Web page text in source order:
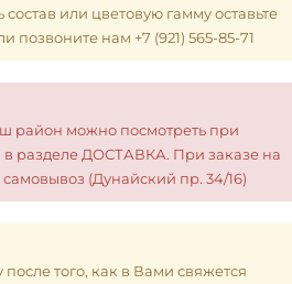
или цветовую гамму оставьте
позвоните нам +7 (921) 565-85-71
район можно посмотреть при
разделе ДОСТАВКА. При заказе на
(Дунайский пр. 34/16)
после того, как в Вами свяжется